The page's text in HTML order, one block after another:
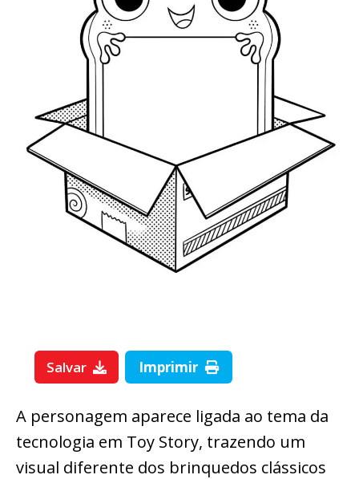
Salvar Imprimir
A personagem aparece ligada ao tema da
tecnologia em Toy Story, trazendo um
visual diferente dos brinquedos clássicos